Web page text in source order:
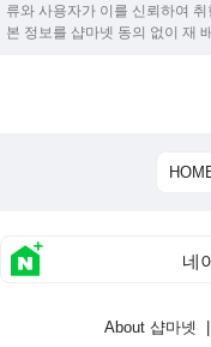
류와 사용자가 이를 신뢰하여
본 정보를 샵마넷 동의 없이 재
네
About 샵마넷